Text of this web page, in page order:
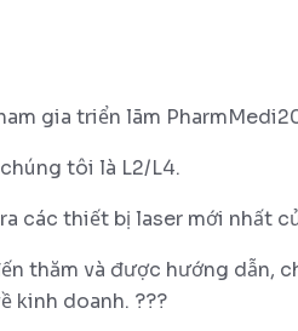
gia triển lãm
tôi là L2/L4.
các thiết bị laser mới nhất
thăm và được hướng dẫn,
kinh doanh. ???